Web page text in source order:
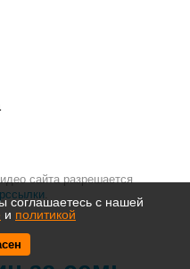
сайта разрешается
соглашаетесь с нашей
и политикой